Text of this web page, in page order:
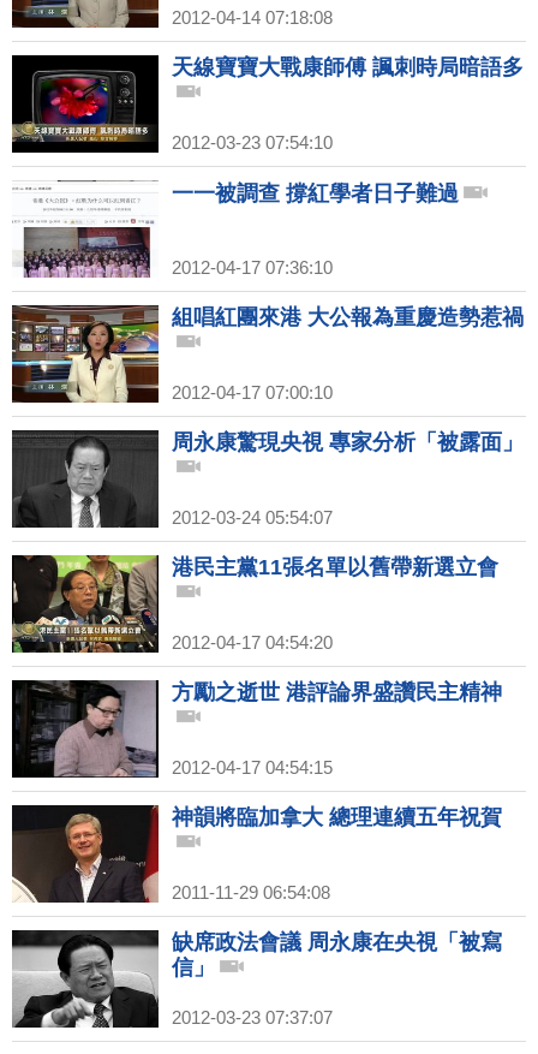
2012-04-14 07:18:08
天線寶寶大戰康師傅 諷刺時局暗語多
2012-03-23 07:54:10
一一被調查 撐紅學者日子難過
2012-04-17 07:36:10
組唱紅團來港 大公報為重慶造勢惹禍
2012-04-17 07:00:10
周永康驚現央視 專家分析「被露面」
2012-03-24 05:54:07
港民主黨11張名單以舊帶新選立會
2012-04-17 04:54:20
方勵之逝世 港評論界盛讚民主精神
2012-04-17 04:54:15
神韻將臨加拿大 總理連續五年祝賀
2011-11-29 06:54:08
缺席政法會議 周永康在央視「被寫
信」
2012-03-23 07:37:07